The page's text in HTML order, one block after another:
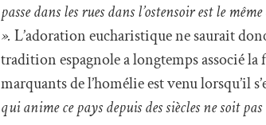
passe dans les rues dans l’ostensoir est le
». L’adoration eucharistique ne saurait
tradition espagnole a longtemps associé la
marquants de l’homélie est venu lorsqu’il
qui anime ce pays depuis des siècles ne soit